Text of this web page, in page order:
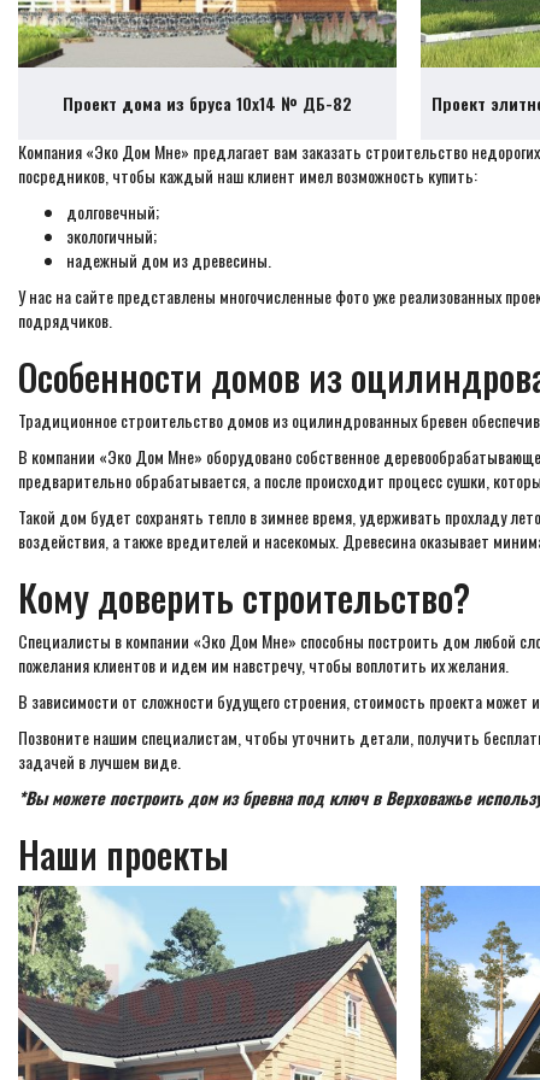
Проект дома из бруса 10х14 № ДБ-82
Проект
Компания «Эко Дом Мне» предлагает вам заказать строительство
посредников, чтобы каждый наш клиент имел возможность купить:
долговечный;
экологичный;
надежный дом из древесины.
У нас на сайте представлены многочисленные фото уже реализованных
подрядчиков.
Особенности домов из
Традиционное строительство домов из оцилиндрованных бревен
В компании «Эко Дом Мне» оборудовано собственное
предварительно обрабатывается, а после происходит процесс сушки,
Такой дом будет сохранять тепло в зимнее время, удерживать прохладу
воздействия, а также вредителей и насекомых. Древесина оказывает
Кому доверить строительство?
Специалисты в компании «Эко Дом Мне» способны построить дом любой
пожелания клиентов и идем им навстречу, чтобы воплотить их желания.
В зависимости от сложности будущего строения, стоимость проекта
Позвоните нашим специалистам, чтобы уточнить детали, получить
задачей в лучшем виде.
*Вы можете построить дом из бревна под ключ в Верховажье
Наши проекты